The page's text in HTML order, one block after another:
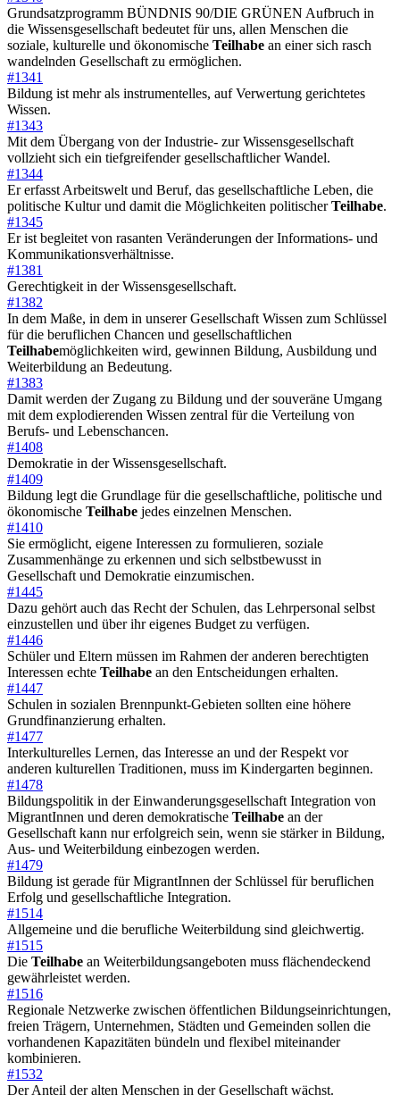
Grundsatzprogramm BÜNDNIS 90/DIE GRÜNEN Aufbruch in
die Wissensgesellschaft bedeutet für uns, allen Menschen die
soziale, kulturelle und ökonomische Teilhabe an einer sich rasch
wandelnden Gesellschaft zu ermöglichen.
#1341
Bildung ist mehr als instrumentelles, auf Verwertung gerichtetes
Wissen.
#1343
Mit dem Übergang von der Industrie- zur Wissensgesellschaft
vollzieht sich ein tiefgreifender gesellschaftlicher Wandel.
#1344
Er erfasst Arbeitswelt und Beruf, das gesellschaftliche Leben, die
politische Kultur und damit die Möglichkeiten politischerTeilhabe.
#1345
Er ist begleitet von rasanten Veränderungen der Informations- und
Kommunikationsverhältnisse.
#1381
Gerechtigkeit in der Wissensgesellschaft.
#1382
In dem Maße, in dem in unserer Gesellschaft Wissen zum Schlüssel
für die beruflichen Chancen und gesellschaftlichen
Teilhabemöglichkeiten wird, gewinnen Bildung, Ausbildung und
Weiterbildung an Bedeutung.
#1383
Damit werden der Zugang zu Bildung und der souveräne Umgang
mit dem explodierenden Wissen zentral für die Verteilung von
Berufs- und Lebenschancen.
#1408
Demokratie in der Wissensgesellschaft.
#1409
Bildung legt die Grundlage für die gesellschaftliche, politische und
ökonomische Teilhabe jedes einzelnen Menschen.
#1410
Sie ermöglicht, eigene Interessen zu formulieren, soziale
Zusammenhänge zu erkennen und sich selbstbewusst in
Gesellschaft und Demokratie einzumischen.
#1445
Dazu gehört auch das Recht der Schulen, das Lehrpersonal selbst
einzustellen und über ihr eigenes Budget zu verfügen.
#1446
Schüler und Eltern müssen im Rahmen der anderen berechtigten
Interessen echte Teilhabe an den Entscheidungen erhalten.
#1447
Schulen in sozialen Brennpunkt-Gebieten sollten eine höhere
Grundfinanzierung erhalten.
#1477
Interkulturelles Lernen, das Interesse an und der Respekt vor
anderen kulturellen Traditionen, muss im Kindergarten beginnen.
#1478
Bildungspolitik in der Einwanderungsgesellschaft Integration von
MigrantInnen und deren demokratische Teilhabe an der
Gesellschaft kann nur erfolgreich sein, wenn sie stärker in Bildung,
Aus- und Weiterbildung einbezogen werden.
#1479
Bildung ist gerade für MigrantInnen der Schlüssel für beruflichen
Erfolg und gesellschaftliche Integration.
#1514
Allgemeine und die berufliche Weiterbildung sind gleichwertig.
#1515
Die Teilhabe an Weiterbildungsangeboten muss flächendeckend
gewährleistet werden.
#1516
Regionale Netzwerke zwischen öffentlichen Bildungseinrichtungen,
freien Trägern, Unternehmen, Städten und Gemeinden sollen die
vorhandenen Kapazitäten bündeln und flexibel miteinander
kombinieren.
#1532
Der Anteil der alten Menschen in der Gesellschaft wächst.